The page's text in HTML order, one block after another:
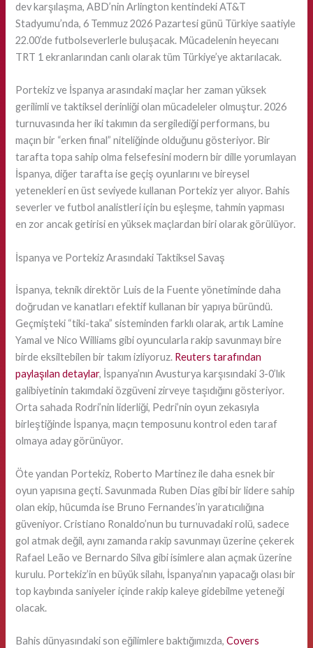
dev karşılaşma, ABD’nin Arlington kentindeki AT&T
Stadyumu’nda, 6 Temmuz 2026 Pazartesi günü Türkiye saatiyle
22.00’de futbolseverlerle buluşacak. Mücadelenin heyecanı
TRT 1 ekranlarından canlı olarak tüm Türkiye’ye aktarılacak.
Portekiz ve İspanya arasındaki maçlar her zaman yüksek
gerilimli ve taktiksel derinliği olan mücadeleler olmuştur. 2026
turnuvasında her iki takımın da sergilediği performans, bu
maçın bir “erken final” niteliğinde olduğunu gösteriyor. Bir
tarafta topa sahip olma felsefesini modern bir dille yorumlayan
İspanya, diğer tarafta ise geçiş oyunlarını ve bireysel
yetenekleri en üst seviyede kullanan Portekiz yer alıyor. Bahis
severler ve futbol analistleri için bu eşleşme, tahmin yapması
en zor ancak getirisi en yüksek maçlardan biri olarak görülüyor.
İspanya ve Portekiz Arasındaki Taktiksel Savaş
İspanya, teknik direktör Luis de la Fuente yönetiminde daha
doğrudan ve kanatları efektif kullanan bir yapıya büründü.
Geçmişteki “tiki-taka” sisteminden farklı olarak, artık Lamine
Yamal ve Nico Williams gibi oyuncularla rakip savunmayı bire
birde eksiltebilen bir takım izliyoruz. Reuters tarafından
paylaşılan detaylar, İspanya’nın Avusturya karşısındaki 3-0’lık
galibiyetinin takımdaki özgüveni zirveye taşıdığını gösteriyor.
Orta sahada Rodri’nin liderliği, Pedri’nin oyun zekasıyla
birleştiğinde İspanya, maçın temposunu kontrol eden taraf
olmaya aday görünüyor.
Öte yandan Portekiz, Roberto Martinez ile daha esnek bir
oyun yapısına geçti. Savunmada Ruben Dias gibi bir lidere sahip
olan ekip, hücumda ise Bruno Fernandes’in yaratıcılığına
güveniyor. Cristiano Ronaldo’nun bu turnuvadaki rolü, sadece
gol atmak değil, aynı zamanda rakip savunmayı üzerine çekerek
Rafael Leão ve Bernardo Silva gibi isimlere alan açmak üzerine
kurulu. Portekiz’in en büyük silahı, İspanya’nın yapacağı olası bir
top kaybında saniyeler içinde rakip kaleye gidebilme yeteneği
olacak.
Bahis dünyasındaki son eğilimlere baktığımızda,Covers